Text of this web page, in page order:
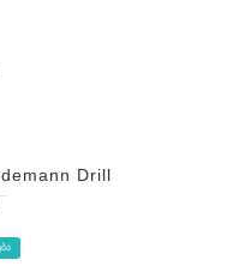
Drill